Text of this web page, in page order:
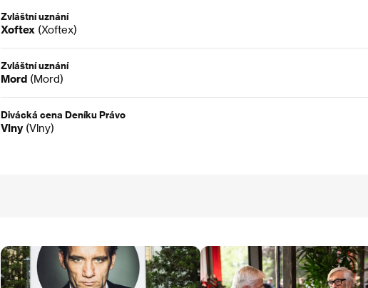
Zvláštní uznání
Xoftex (Xoftex)
Zvláštní uznání
Mord (Mord)
Divácká cena Deníku Právo
Vlny (Vlny)